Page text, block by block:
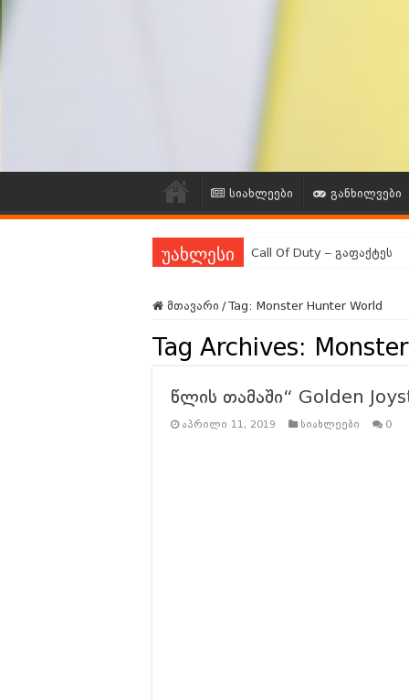
სიახლეები განხილვები
უახლესი Call Of Duty – გაფაქტეს
გეიმინგ ინდუსტრიის
Battlefield 6 Early Access
მთავარი / Tag: Monster Hunter World
Tag Archives:
წლის თამაში“ Golden
აპრილი 11, 2019 სიახლეები 0